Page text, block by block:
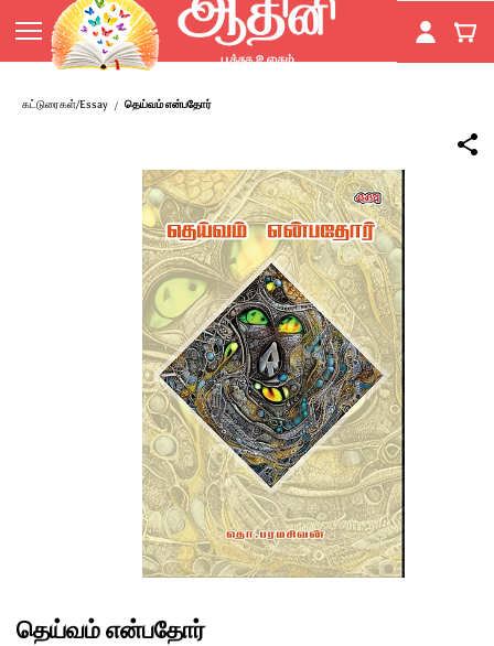
main
content
கட்டுரைகள்/Essay / தெய்வம் என்பதோர்
தெய்வம் என்பதோர்